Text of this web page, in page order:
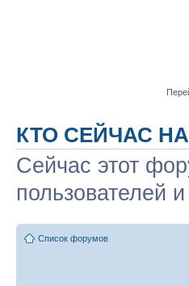
КТО СЕЙЧАС
Сейчас этот
пользователей и
Список форумов